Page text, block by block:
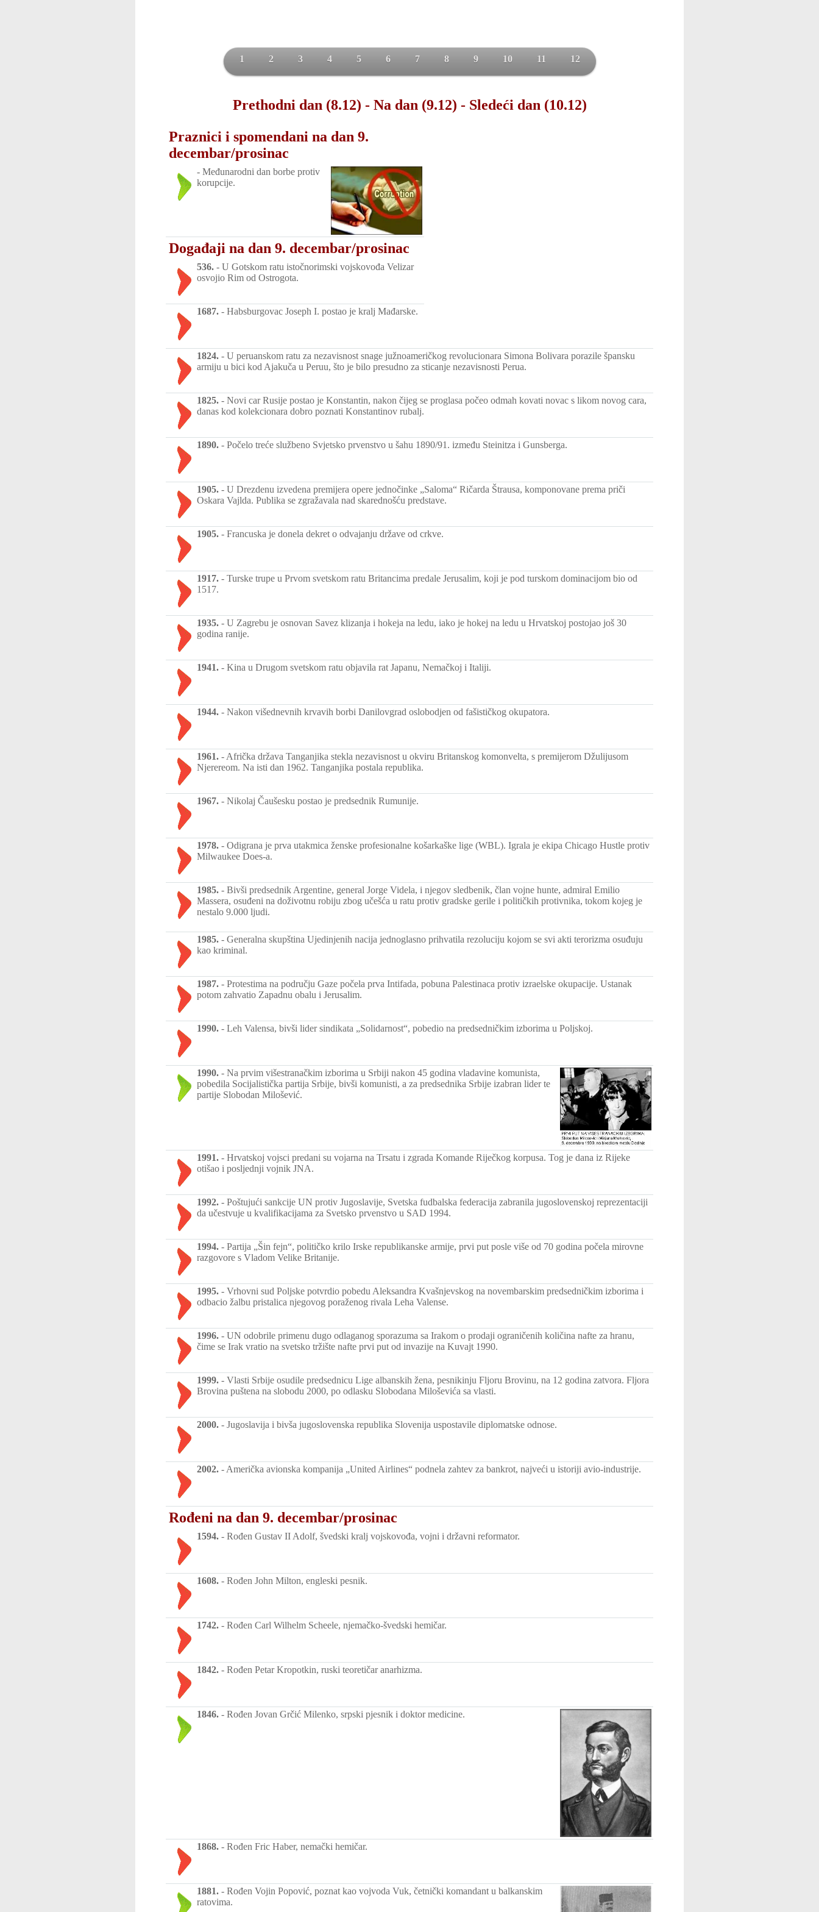
1 2 3 4 5 6 7 8 9 10 11 12
Prethodni dan (8.12) - Na dan (9.12) - Sledeći dan (10.12)
Praznici i spomendani na dan 9.
decembar/prosinac
- Međunarodni dan borbe protiv
korupcije.
Događaji na dan 9. decembar/prosinac
536. - U Gotskom ratu istočnorimski vojskovođa Velizar
osvojio Rim od Ostrogota.
1687. - Habsburgovac Joseph I. postao je kralj Mađarske.
1824. - U peruanskom ratu za nezavisnost snage južnoameričkog revolucionara Simona Bolivara porazile špansku
armiju u bici kod Ajakuča u Peruu, što je bilo presudno za sticanje nezavisnosti Perua.
1825. - Novi car Rusije postao je Konstantin, nakon čijeg se proglasa počeo odmah kovati novac s likom novog cara,
danas kod kolekcionara dobro poznati Konstantinov rubalj.
1890. - Počelo treće službeno Svjetsko prvenstvo u šahu 1890/91. između Steinitza i Gunsberga.
1905. - U Drezdenu izvedena premijera opere jednočinke „Saloma“ Ričarda Štrausa, komponovane prema priči
Oskara Vajlda. Publika se zgražavala nad skarednošću predstave.
1905. - Francuska je donela dekret o odvajanju države od crkve.
1917. - Turske trupe u Prvom svetskom ratu Britancima predale Jerusalim, koji je pod turskom dominacijom bio od
1517.
1935. - U Zagrebu je osnovan Savez klizanja i hokeja na ledu, iako je hokej na ledu u Hrvatskoj postojao još 30
godina ranije.
1941. - Kina u Drugom svetskom ratu objavila rat Japanu, Nemačkoj i Italiji.
1944. - Nakon višednevnih krvavih borbi Danilovgrad oslobodjen od fašističkog okupatora.
1961. - Afrička država Tanganjika stekla nezavisnost u okviru Britanskog komonvelta, s premijerom Džulijusom
Njerereom. Na isti dan 1962. Tanganjika postala republika.
1967. - Nikolaj Čaušesku postao je predsednik Rumunije.
1978. - Odigrana je prva utakmica ženske profesionalne košarkaške lige (WBL). Igrala je ekipa Chicago Hustle protiv
Milwaukee Does-a.
1985. - Bivši predsednik Argentine, general Jorge Videla, i njegov sledbenik, član vojne hunte, admiral Emilio
Massera, osuđeni na doživotnu robiju zbog učešća u ratu protiv gradske gerile i političkih protivnika, tokom kojeg je
nestalo 9.000 ljudi.
1985. - Generalna skupština Ujedinjenih nacija jednoglasno prihvatila rezoluciju kojom se svi akti terorizma osuđuju
kao kriminal.
1987. - Protestima na području Gaze počela prva Intifada, pobuna Palestinaca protiv izraelske okupacije. Ustanak
potom zahvatio Zapadnu obalu i Jerusalim.
1990. - Leh Valensa, bivši lider sindikata „Solidarnost“, pobedio na predsedničkim izborima u Poljskoj.
1990. - Na prvim višestranačkim izborima u Srbiji nakon 45 godina vladavine komunista,
pobedila Socijalistička partija Srbije, bivši komunisti, a za predsednika Srbije izabran lider te
partije Slobodan Milošević.
1991. - Hrvatskoj vojsci predani su vojarna na Trsatu i zgrada Komande Riječkog korpusa. Tog je dana iz Rijeke
otišao i posljednji vojnik JNA.
1992. - Poštujući sankcije UN protiv Jugoslavije, Svetska fudbalska federacija zabranila jugoslovenskoj reprezentaciji
da učestvuje u kvalifikacijama za Svetsko prvenstvo u SAD 1994.
1994. - Partija „Šin fejn“, političko krilo Irske republikanske armije, prvi put posle više od 70 godina počela mirovne
razgovore s Vladom Velike Britanije.
1995. - Vrhovni sud Poljske potvrdio pobedu Aleksandra Kvašnjevskog na novembarskim predsedničkim izborima i
odbacio žalbu pristalica njegovog poraženog rivala Leha Valense.
1996. - UN odobrile primenu dugo odlaganog sporazuma sa Irakom o prodaji ograničenih količina nafte za hranu,
čime se Irak vratio na svetsko tržište nafte prvi put od invazije na Kuvajt 1990.
1999. - Vlasti Srbije osudile predsednicu Lige albanskih žena, pesnikinju Fljoru Brovinu, na 12 godina zatvora. Fljora
Brovina puštena na slobodu 2000, po odlasku Slobodana Miloševića sa vlasti.
2000. - Jugoslavija i bivša jugoslovenska republika Slovenija uspostavile diplomatske odnose.
2002. - Američka avionska kompanija „United Airlines“ podnela zahtev za bankrot, najveći u istoriji avio-industrije.
Rođeni na dan 9. decembar/prosinac
1594. - Rođen Gustav II Adolf, švedski kralj vojskovođa, vojni i državni reformator.
1608. - Rođen John Milton, engleski pesnik.
1742. - Rođen Carl Wilhelm Scheele, njemačko-švedski hemičar.
1842. - Rođen Petar Kropotkin, ruski teoretičar anarhizma.
1846. - Rođen Jovan Grčić Milenko, srpski pjesnik i doktor medicine.
1868. - Rođen Fric Haber, nemački hemičar.
1881. - Rođen Vojin Popović, poznat kao vojvoda Vuk, četnički komandant u balkanskim
ratovima.